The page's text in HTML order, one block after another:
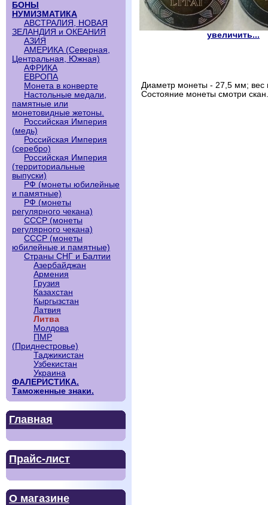
БОНЫ
НУМИЗМАТИКА
АВСТРАЛИЯ, НОВАЯ
ЗЕЛАНДИЯ и ОКЕАНИЯ
АЗИЯ
АМЕРИКА (Северная,
Центральная, Южная)
АФРИКА
ЕВРОПА
Монета в конверте
Настольные медали,
памятные или
монетовидные жетоны.
Российская Империя
(медь)
Российская Империя
(серебро)
Российская Империя
(территориальные
выпуски)
РФ (монеты юбилейные
и памятные)
РФ (монеты
регулярного чекана)
СССР (монеты
регулярного чекана)
СССР (монеты
юбилейные и памятные)
Страны СНГ и Балтии
Азербайджан
Армения
Грузия
Казахстан
Кыргызстан
Латвия
Литва
Молдова
ПМР
(Приднестровье)
Таджикистан
Узбекистан
Украина
ФАЛЕРИСТИКА.
Таможенные знаки.
Главная
Прайс-лист
О магазине
увеличить...
Диаметр монеты - 27,5 мм; вес
Состояние монеты смотри скан.